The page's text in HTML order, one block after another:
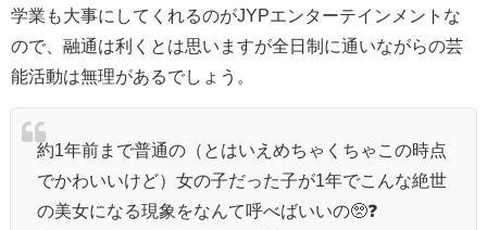
学業も大事にしてくれるのがJYPエンターテインメントな
ので、融通は利くとは思いますが全日制に通いながらの芸
能活動は無理があるでしょう。
約1年前まで普通の（とはいえめちゃくちゃこの時点
でかわいいけど）女の子だった子が1年でこんな絶世
の美女になる現象をなんて呼べばいいの🥺❓